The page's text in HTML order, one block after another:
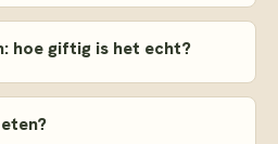
hoe giftig is het echt?